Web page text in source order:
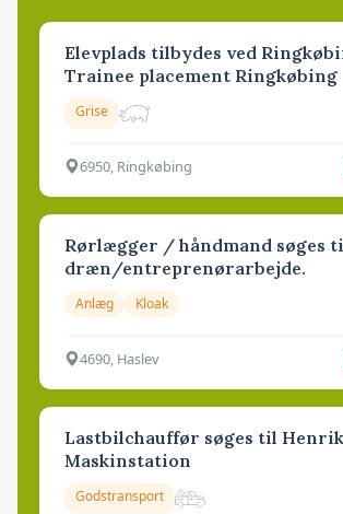
Elevplads tilbydes ved
Trainee placement Ringkøbing
Grise
6950, Ringkøbing
Rørlægger / håndmand søges
dræn/entreprenørarbejde.
Anlæg Kloak
4690, Haslev
Lastbilchauffør søges til Henrik
Maskinstation
Godstransport